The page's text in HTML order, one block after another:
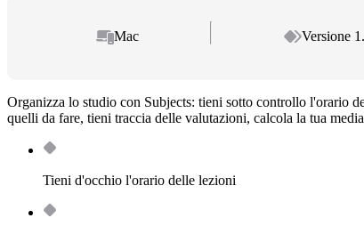
Mac Versione
Organizza lo studio con Subjects: tieni sotto controllo l'orario
quelli da fare, tieni traccia delle valutazioni, calcola la tua
Tieni d'occhio l'orario delle lezioni